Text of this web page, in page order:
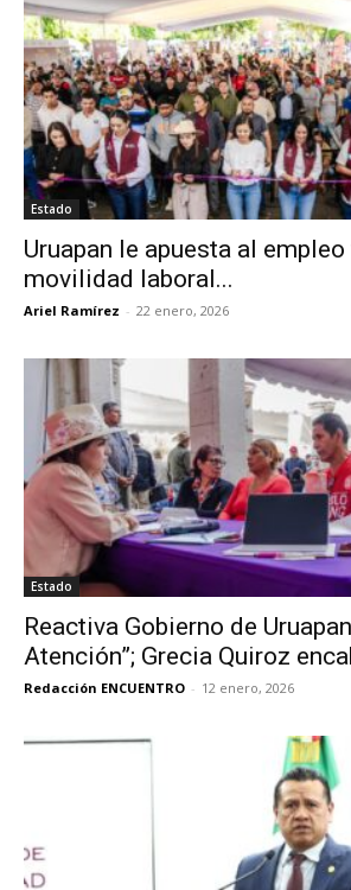
Estado
Uruapan le apuesta al
movilidad laboral...
Ariel Ramírez - 22 enero, 2026
Estado
Reactiva Gobierno de
Atención”; Grecia Quiroz
Redacción ENCUENTRO - 12 enero, 2026